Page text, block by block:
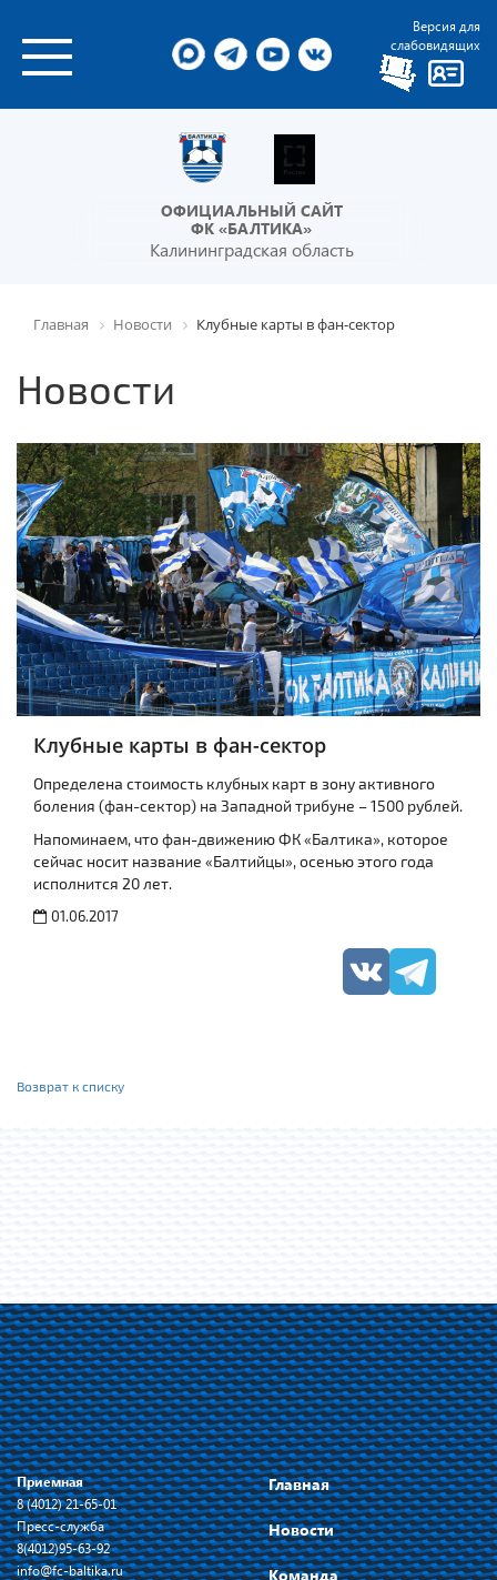
Версия для
слабовидящих
ОФИЦИАЛЬНЫЙ САЙТ
ФК «БАЛТИКА»
Калининградская область
Главная Новости Клубные карты в фан-сектор
Новости
Клубные карты в фан-сектор
Определена стоимость клубных карт в зону активного
боления (фан-сектор) на Западной трибуне – 1500 рублей.
Напоминаем, что фан-движению ФК «Балтика», которое
сейчас носит название «Балтийцы», осенью этого года
исполнится 20 лет.
01.06.2017
Возврат к списку
Приемная
8 (4012) 21-65-01
Пресс-служба
8(4012)95-63-92
info@fc-baltika.ru
Главная
Новости
Команда